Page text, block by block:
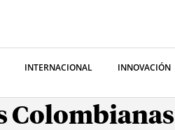
INTERNACIONAL INNOVACIÓN
Colombianas